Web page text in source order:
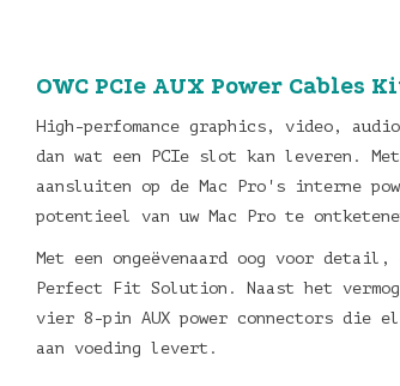
OWC PCIe AUX Power Cables
High-perfomance graphics, video,
dan wat een PCIe slot kan leveren. Met
aansluiten op de Mac Pro's interne
potentieel van uw Mac Pro te
Met een ongeëvenaard oog voor detail,
Perfect Fit Solution. Naast het
vier 8-pin AUX power connectors die
aan voeding levert.